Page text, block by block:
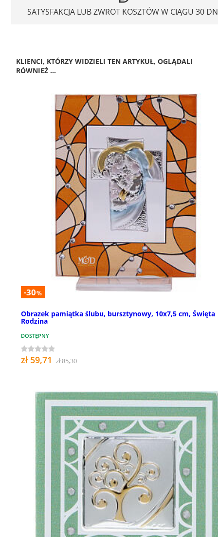
SATYSFAKCJA LUB ZWROT KOSZTÓW W CIĄGU 30
KLIENCI, KTÓRZY WIDZIELI TEN ARTYKUŁ, OGLĄDALI
RÓWNIEŻ ...
-30%
Obrazek pamiątka ślubu, bursztynowy, 10x7,5 cm, Święta
Rodzina
DOSTĘPNY
zł 59,71 zł 85,30